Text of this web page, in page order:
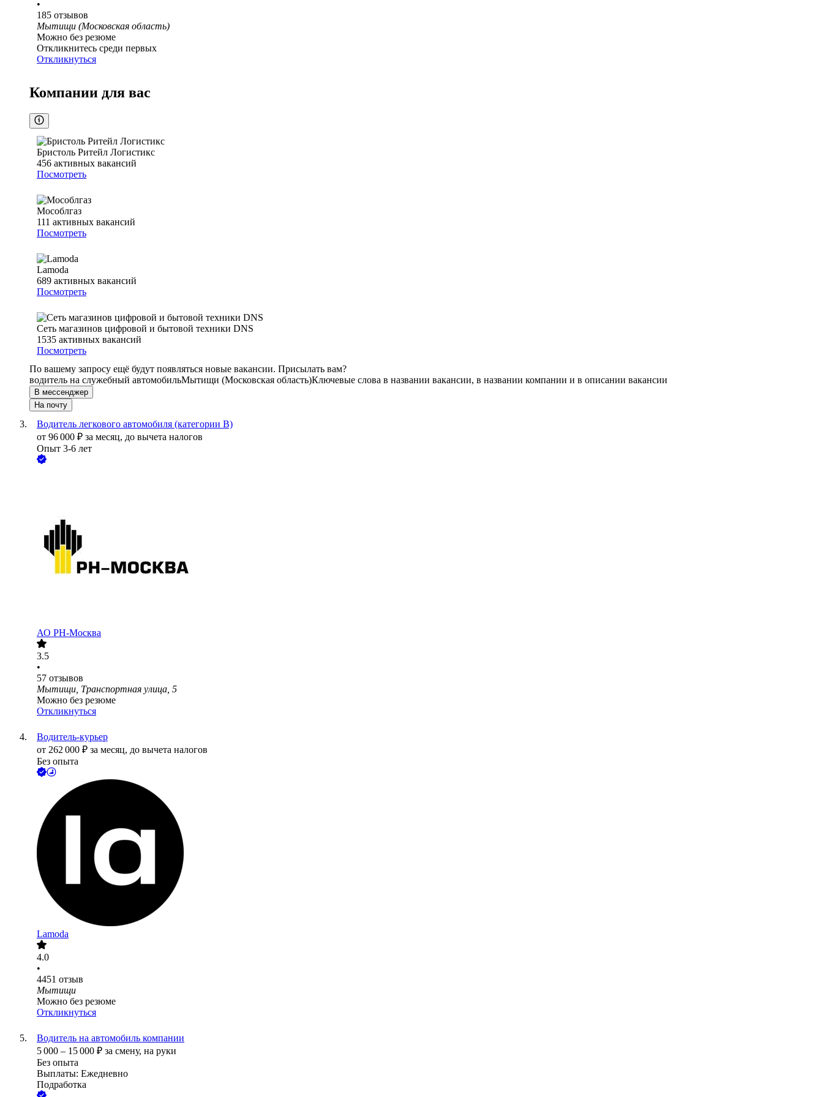
•
185 отзывов
Мытищи (Московская область)
Можно без резюме
Откликнитесь среди первых
Откликнуться
Компании для вас
Бристоль Ритейл Логистикс
456 активных вакансий
Посмотреть
Мособлгаз
111 активных вакансий
Посмотреть
Lamoda
689 активных вакансий
Посмотреть
Сеть магазинов цифровой и бытовой техники DNS
1535 активных вакансий
Посмотреть
По вашему запросу ещё будут появляться новые вакансии. Присылать вам?
водитель на служебный автомобильМытищи (Московская область)Ключевые слова в названии вакансии, в названии компании и в описании вакансии
В мессенджер
На почту
Водитель легкового автомобиля (категории B)
от 96 000 ₽ за месяц, до вычета налогов
Опыт 3-6 лет
АО РН-Москва
3.5
•
57 отзывов
Мытищи, Транспортная улица, 5
Можно без резюме
Откликнуться
Водитель-курьер
от 262 000 ₽ за месяц, до вычета налогов
Без опыта
Lamoda
4.0
•
4451 отзыв
Мытищи
Можно без резюме
Откликнуться
Водитель на автомобиль компании
5 000 – 15 000 ₽ за смену, на руки
Без опыта
Выплаты: Ежедневно
Подработка